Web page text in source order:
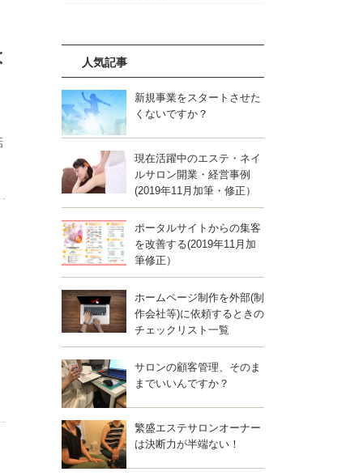
人気記事
新規事業をスタートさせた
くないですか？
現在活躍中のエステ・ネイ
ルサロン開業・経営事例
(2019年11月加筆・修正）
ポータルサイトからの集客
を改善する(2019年11月加
筆修正）
ホームページ制作を外部(制
作会社等)に依頼するときの
チェックリスト一覧
サロンの顧客管理、そのま
までいいんですか？
繁盛エステサロンオーナー
は決断力が半端ない！